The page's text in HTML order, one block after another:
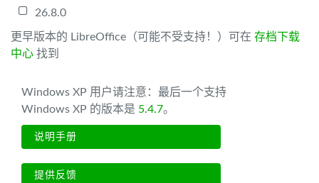
26.8.0
更早版本的 LibreOffice（可能不受支持！）可在 存档下载
中心 找到
Windows XP 用户请注意：最后一个支持
Windows XP 的版本是 5.4.7。
说明手册
提供反馈